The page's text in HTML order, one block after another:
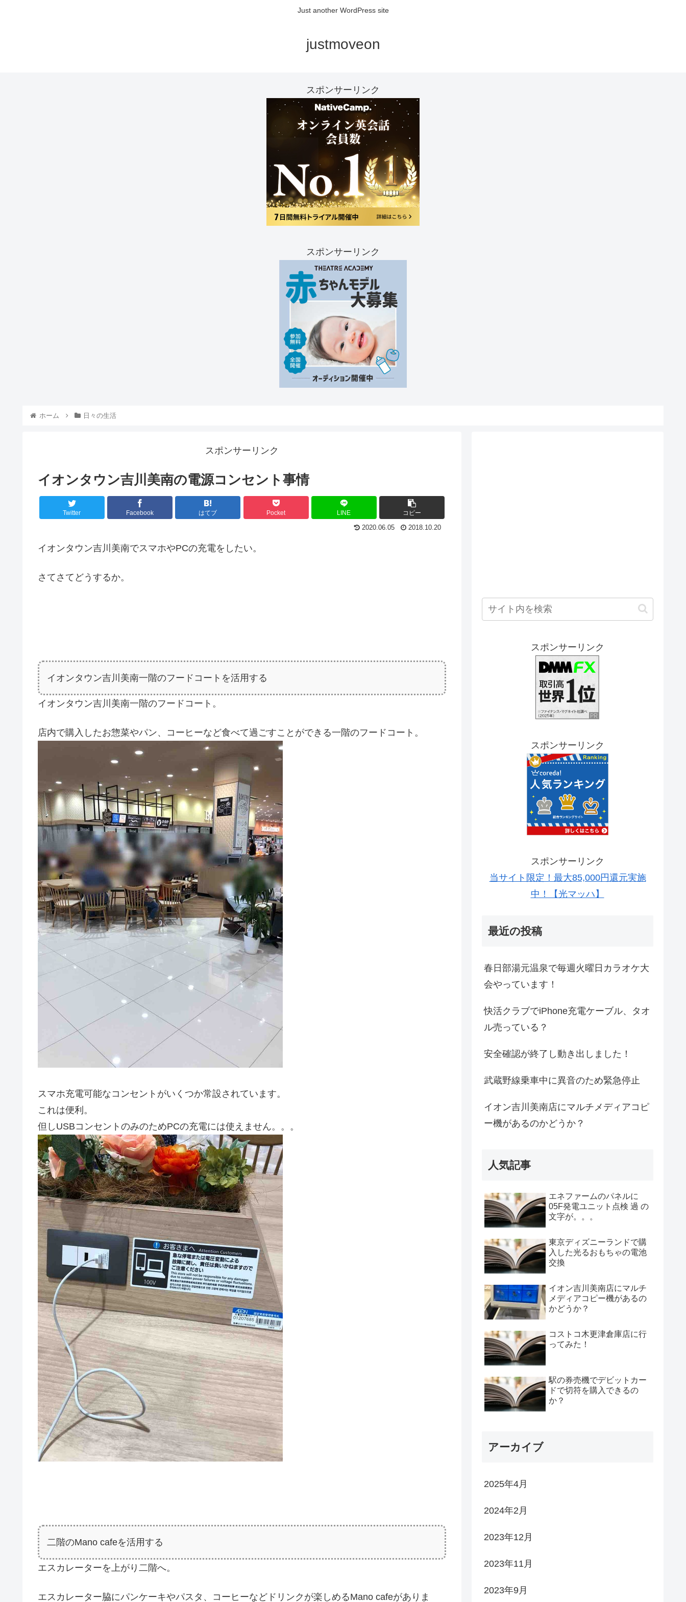
Just another WordPress site
justmoveon
スポンサーリンク
スポンサーリンク
ホーム 日々の生活
スポンサーリンク
イオンタウン吉川美南の電源コンセント事情
Twitter Facebook はてブ Pocket LINE コピー
2020.06.05 2018.10.20
イオンタウン吉川美南でスマホやPCの充電をしたい。
さてさてどうするか。
イオンタウン吉川美南一階のフードコートを活用する
イオンタウン吉川美南一階のフードコート。
店内で購入したお惣菜やパン、コーヒーなど食べて過ごすことができる一階のフードコート。
スマホ充電可能なコンセントがいくつか常設されています。
これは便利。
但しUSBコンセントのみのためPCの充電には使えません。。。
二階のMano cafeを活用する
エスカレーターを上がり二階へ。
エスカレーター脇にパンケーキやパスタ、コーヒーなどドリンクが楽しめるMano cafeがありま
スポンサーリンク
スポンサーリンク
スポンサーリンク
当サイト限定！最大85,000円還元実施
中！【光マッハ】
最近の投稿
春日部湯元温泉で毎週火曜日カラオケ大
会やっています！
快活クラブでiPhone充電ケーブル、タオ
ル売っている？
安全確認が終了し動き出しました！
武蔵野線乗車中に異音のため緊急停止
イオン吉川美南店にマルチメディアコピ
ー機があるのかどうか？
人気記事
エネファームのパネルに
05F発電ユニット点検 過 の
文字が。。。
東京ディズニーランドで購
入した光るおもちゃの電池
交換
イオン吉川美南店にマルチ
メディアコピー機があるの
かどうか？
コストコ木更津倉庫店に行
ってみた！
駅の券売機でデビットカー
ドで切符を購入できるの
か？
アーカイブ
2025年4月
2024年2月
2023年12月
2023年11月
2023年9月